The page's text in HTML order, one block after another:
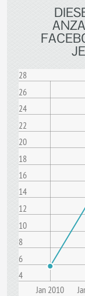
4
6
8
10
12
14
16
18
20
22
24
26
28
Jan 2010